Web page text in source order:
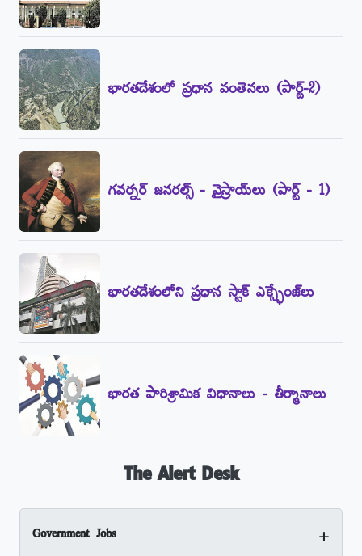
భారతదేశంలో ప్రధాన వంతెనలు (పార్ట్‌-2)
గవర్నర్‌ జనరల్స్‌ - వైస్రాయ్‌లు (పార్ట్‌ - 1)
భారతదేశంలోని ప్రధాన స్టాక్‌ ఎక్స్ఛేంజ్‌లు
భారత పారిశ్రామిక విధానాలు - తీర్మానాలు
The Alert Desk
Government Jobs +